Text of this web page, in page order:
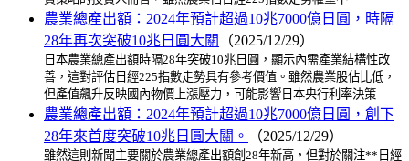
農業總產出額：2024年預計超過10兆7000億日圓，時隔
28年再次突破10兆日圓大關
（2025/12/29）
日本農業總產出額時隔28年突破10兆日圓，顯示內需產業結構性改
善，這對評估日經225指數走勢具有參考價值。雖然農業股佔比低，
但產值飆升反映國內物價上漲壓力，可能影響日本央行利率決策
農業總產出額：2024年預計超過10兆7000億日圓，創下
28年來首度突破10兆日圓大關。
（2025/12/29）
雖然這則新聞主要關於農業總產出額創28年新高，但對於關注**日經